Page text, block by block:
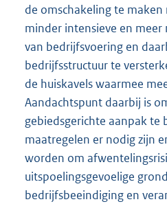
de omschakeling te
minder intensieve en meer
van bedrijfsvoering en
bedrijfsstructuur te
de huiskavels waarmee
Aandachtspunt daarbij is
gebiedsgerichte aanpak te
maatregelen er nodig zijn
worden om
uitspoelingsgevoelige
bedrijfsbeeindiging en